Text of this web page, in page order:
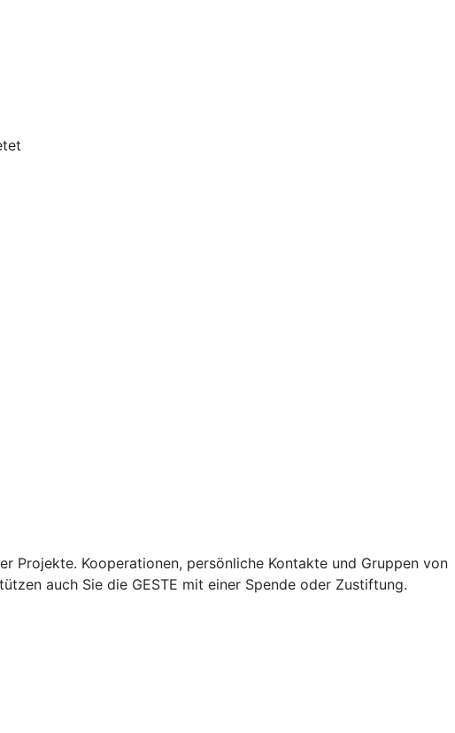
Projekte. Kooperationen, persönliche Kontakte und Gruppen von
auch Sie die GESTE mit einer Spende oder Zustiftung.